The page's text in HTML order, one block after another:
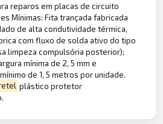
reparos em placas de circuito
Mínimas: Fita trançada fabricada
de alta condutividade térmica,
com fluxo de solda ativo do tipo
limpeza compulsória posterior);
mínima de 2, 5 mm e
de 1, 5 metros por unidade.
plástico protetor